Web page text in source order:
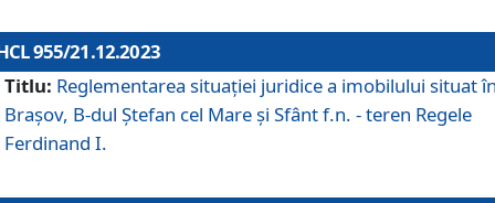
955/21.12.2023
Titlu: Reglementarea situației juridice a imobilului situat
Brașov, B-dul Ștefan cel Mare și Sfânt f.n. - teren Regele
Ferdinand I.